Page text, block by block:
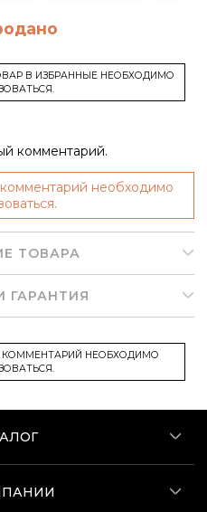
В ИЗБРАННЫЕ НЕОБХОДИМО
комментарий.
необходимо
ТОВАРА
ГАРАНТИЯ
КОММЕНТАРИЙ НЕОБХОДИМО